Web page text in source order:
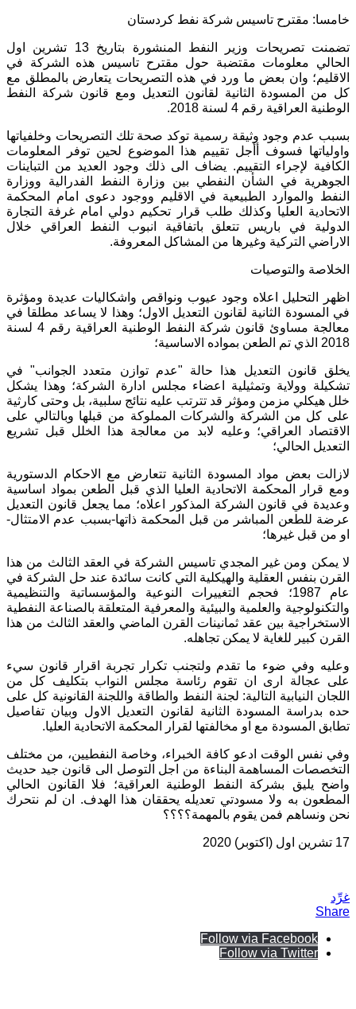
خامسا: مقترح تاسيس شركة نفط كردستان
تضمنت تصريحات وزير النفط المنشورة بتاريخ 13 تشرين اول
الحالي معلومات مقتضبة حول مقترح تاسيس هذه الشركة في
الاقليم؛ وان بعض ما ورد في هذه التصريحات يتعارض بالمطلق مع
كل من المسودة الثانية لقانون التعديل ومع قانون شركة النفط
الوطنية العراقية رقم 4 لسنة 2018.
بسبب عدم وجود وثيقة رسمية توكد صحة تلك التصريحات وخلفياتها
واولياتها فسوف أأجل تقييم هذا الموضوع لحين توفر المعلومات
الكافية لإجراء التقييم. يضاف الى ذلك وجود العديد من التباينات
الجوهرية في الشأن النفطي بين وزارة النفط الفدرالية ووزارة
النفط والموارد الطبيعية في الاقليم ووجود دعوى امام المحكمة
الاتحادية العليا وكذلك طلب قرار تحكيم دولي امام غرفة التجارة
الدولية في باريس تتعلق باتفاقية انبوب النفط العراقي خلال
الاراضي التركية وغيرها من المشاكل المعروفة.
الخلاصة والتوصيات
اظهر التحليل اعلاه وجود عيوب ونواقص واشكاليات عديدة ومؤثرة
في المسودة الثانية لقانون التعديل الاول؛ وهذا لا يساعد مطلقا في
معالجة مساوئ قانون شركة النفط الوطنية العراقية رقم 4 لسنة
2018 الذي تم الطعن بمواده الاساسية؛
يخلق قانون التعديل هذا حالة "عدم توازن متعدد الجوانب" في
تشكيلة وولاية وتمثيلية اعضاء مجلس ادارة الشركة؛ وهذا يشكل
خلل هيكلي مزمن ومؤثر قد تترتب عليه نتائج سلبية، بل وحتى كارثية
على كل من الشركة والشركات المملوكة من قبلها وبالتالي على
الاقتصاد العراقي؛ وعليه لابد من معالجة هذا الخلل قبل تشريع
التعديل الحالي؛
لازالت بعض مواد المسودة الثانية تتعارض مع الاحكام الدستورية
ومع قرار المحكمة الاتحادية العليا الذي قبل الطعن بمواد اساسية
وعديدة في قانون الشركة المذكور اعلاه؛ مما يجعل قانون التعديل
عرضة للطعن المباشر من قبل المحكمة ذاتها-بسبب عدم الامتثال-
او من قبل غيرها؛
لا يمكن ومن غير المجدي تاسيس الشركة في العقد الثالث من هذا
القرن بنفس العقلية والهيكلية التي كانت سائدة عند حل الشركة في
عام 1987؛ فحجم التغييرات النوعية والمؤسساتية والتنظيمية
والتكنولوجية والعلمية والبيئية والمعرفية المتعلقة بالصناعة النفطية
الاستخراجية بين عقد ثمانينات القرن الماضي والعقد الثالث من هذا
القرن كبير للغاية لا يمكن تجاهله.
وعليه وفي ضوء ما تقدم ولتجنب تكرار تجربة اقرار قانون سيء
على عجالة ارى ان تقوم رئاسة مجلس النواب بتكليف كل من
اللجان النيابية التالية: لجنة النفط والطاقة واللجنة القانونية كل على
حده بدراسة المسودة الثانية لقانون التعديل الاول وبيان تفاصيل
تطابق المسودة مع او مخالفتها لقرار المحكمة الاتحادية العليا.
وفي نفس الوقت ادعو كافة الخبراء، وخاصة النفطيين، من مختلف
التخصصات المساهمة البناءة من اجل التوصل الى قانون جيد حديث
واضح يليق بشركة النفط الوطنية العراقية؛ فلا القانون الحالي
المطعون به ولا مسودتي تعديله يحققان هذا الهدف. ان لم نتحرك
نحن ونساهم فمن يقوم بالمهمة؟؟؟؟
17 تشرين اول (اكتوبر) 2020
غرِّد
Share
Follow via Facebook
Follow via Twitter